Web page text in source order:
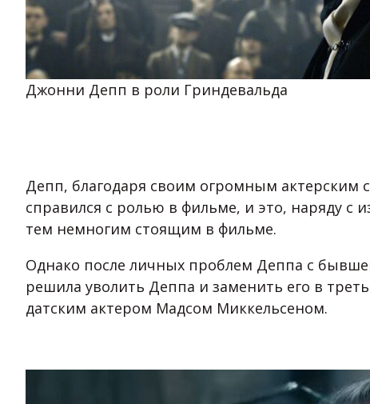
Джонни Депп в роли Гриндевальда
Депп, благодаря своим огромным актерским
справился с ролью в фильме, и это, наряду с
тем немногим стоящим в фильме.
Однако после личных проблем Деппа с
решила уволить Деппа и заменить его в
датским актером Мадсом Миккельсеном.